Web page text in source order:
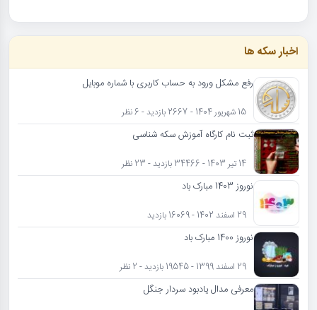
اخبار سکه ها
رفع مشکل ورود به حساب کاربری با شماره موبایل
15 شهریور 1404 - 2667 بازدید - 6 نظر
ثبت نام کارگاه آموزش سکه شناسی
14 تیر 1403 - 34466 بازدید - 23 نظر
نوروز 1403 مبارک باد
29 اسفند 1402 - 16069 بازدید
نوروز 1400 مبارک باد
29 اسفند 1399 - 19545 بازدید - 2 نظر
معرفی مدال یادبود سردار جنگل